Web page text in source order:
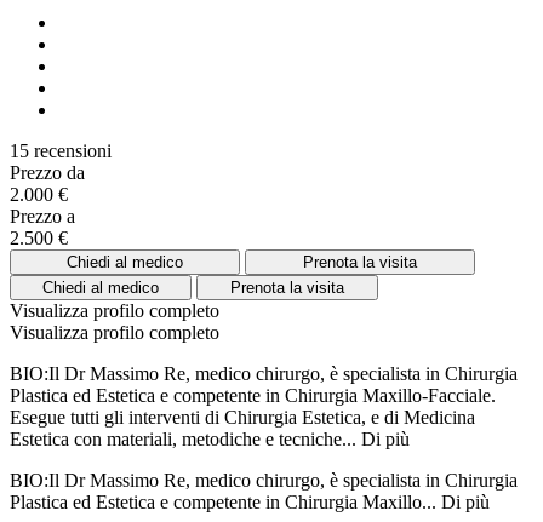
15 recensioni
Prezzo da
2.000 €
Prezzo a
2.500 €
Chiedi al medico
Prenota la visita
Chiedi al medico
Prenota la visita
Visualizza profilo completo
Visualizza profilo completo
BIO:Il Dr Massimo Re, medico chirurgo, è specialista in Chirurgia
Plastica ed Estetica e competente in Chirurgia Maxillo-Facciale.
Esegue tutti gli interventi di Chirurgia Estetica, e di Medicina
Estetica con materiali, metodiche e tecniche... Di più
BIO:Il Dr Massimo Re, medico chirurgo, è specialista in Chirurgia
Plastica ed Estetica e competente in Chirurgia Maxillo... Di più